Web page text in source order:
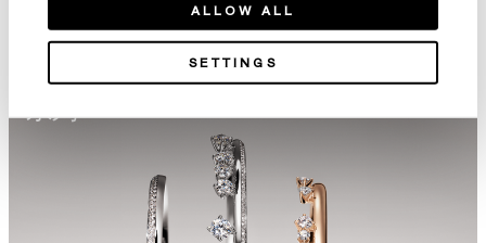
ALLOW ALL
SETTINGS
系列